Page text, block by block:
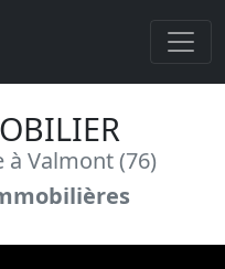
Valmont (76)